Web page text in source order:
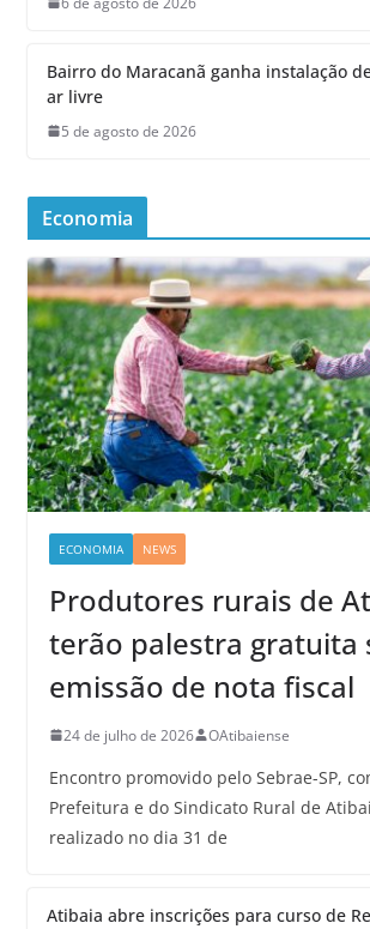
Bairro do Maracanã ganha instalação
ar livre
5 de agosto de 2026
Economia
ECONOMIA NEWS
Produtores rurais de
terão palestra gratuita
emissão de nota fiscal
24 de julho de 2026 OAtibaiense
Encontro promovido pelo Sebrae-SP,
Prefeitura e do Sindicato Rural de
realizado no dia 31 de
Atibaia abre inscrições para curso de